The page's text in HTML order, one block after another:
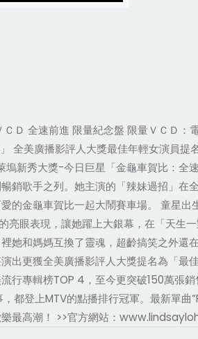
Ｄ 全速前進 限量紀念盤 限量ＶＣＤ
全美廣播影評人大獎最佳年輕女演員
塢新秀大獎-今日巨星「金龜車賀比：
銷歌手之列。她主演的「辣妹過招」
的金龜車賀比一起大鬧賽車場。 童星
眼表現，讓她躍上大銀幕，在「天生
她和媽媽互換了靈魂，超齡搞笑之外
出更獲全美廣播影評人大獎提名為「
行專輯榜TOP 4，至今更突破150萬張
都登上MTV的點播排行冠軍。最新單
樂最高潮！ >>官方網站：